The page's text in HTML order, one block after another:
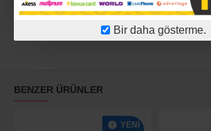
Bir daha gösterme.
BENZER ÜRÜNLER
YENI